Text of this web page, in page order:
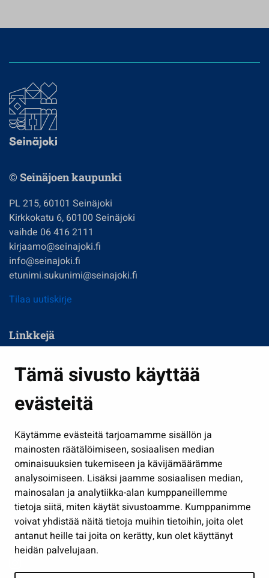
Tämä sivusto käyttää
evästeitä
Käytämme evästeitä tarjoamamme sisällön ja
mainosten räätälöimiseen, sosiaalisen median
ominaisuuksien tukemiseen ja kävijämäärämme
analysoimiseen. Lisäksi jaamme sosiaalisen median,
mainosalan ja analytiikka-alan kumppaneillemme
tietoja siitä, miten käytät sivustoamme. Kumppanimme
voivat yhdistää näitä tietoja muihin tietoihin, joita olet
antanut heille tai joita on kerätty, kun olet käyttänyt
heidän palvelujaan.
© Seinäjoen kaupunki
PL 215, 60101 Seinäjoki
Kirkkokatu 6, 60100 Seinäjoki
vaihde 06 416 2111
kirjaamo@seinajoki.fi
info@seinajoki.fi
etunimi.sukunimi@seinajoki.fi
Tilaa uutiskirje
Linkkejä
Kasvatus ja opetus
Kulttuuri ja liikunta
Työ ja yrittäminen
Osallistu ja asioi
Näytä omat evästeasetukseni
Seuraa meitä